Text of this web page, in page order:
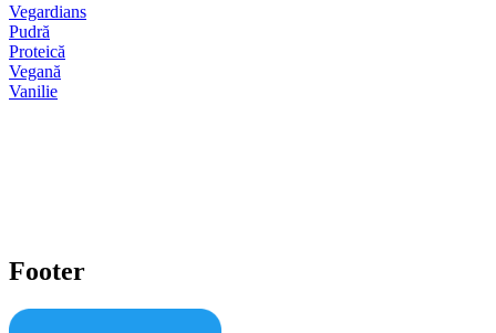
Vegardians
Pudră
Proteică
Vegană
Vanilie
Footer